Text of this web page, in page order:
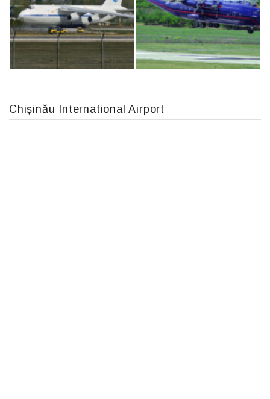
IL76, RA-78844
Chișinău International Airport